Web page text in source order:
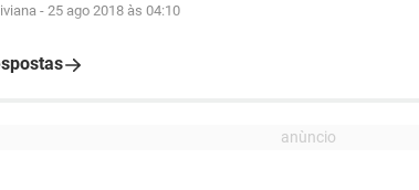
- 25 ago 2018 às 04:10